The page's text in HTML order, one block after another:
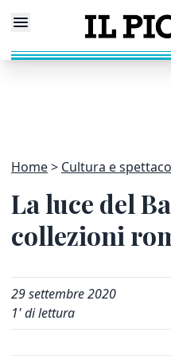
Home Cultura e
La luce del
collezioni
29 settembre 2020
1' di lettura